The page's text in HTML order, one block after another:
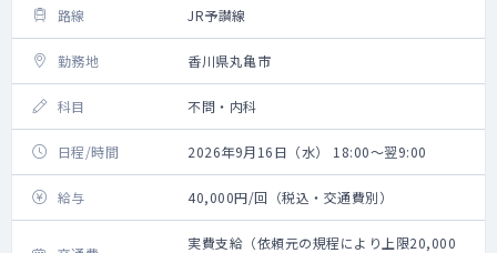
路線 JR予讃線
勤務地 香川県丸亀市
科目 不問・内科
日程/時間 2026年9月16日（水） 18:00～翌9:00
給与 40,000円/回（税込・交通費別）
実費支給（依頼元の規程により上限20,000